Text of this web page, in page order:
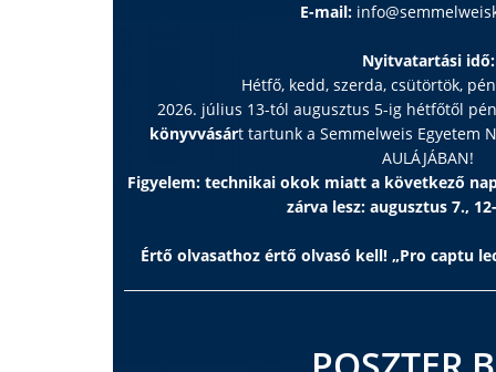
E-mail:
Nyitvatartási idő:
Hétfő, kedd, szerda, csütörtök,
2026. július 13-tól augusztus 5-ig hétfőtől
könyvvásárt tartunk a Semmelweis Egyetem
AULÁJÁBAN!
Figyelem: technikai okok miatt a következő
zárva lesz: augusztus 7.,
Értő olvasathoz értő olvasó kell! „Pro captu